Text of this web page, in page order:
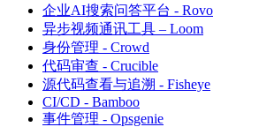
企业AI搜索问答平台 - Rovo
异步视频通讯工具 – Loom
身份管理 - Crowd
代码审查 - Crucible
源代码查看与追溯 - Fisheye
CI/CD - Bamboo
事件管理 - Opsgenie